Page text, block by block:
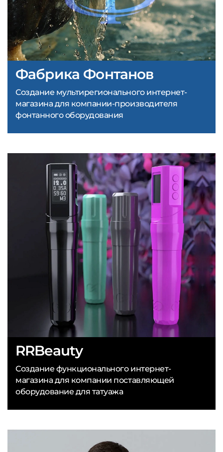
RRBeauty
Создание функционального интернет-
магазина для компании поставляющей
оборудование для татуажа
Фабрика Фонтанов
Создание мультирегионального интернет-
магазина для компании-производителя
фонтанного оборудования